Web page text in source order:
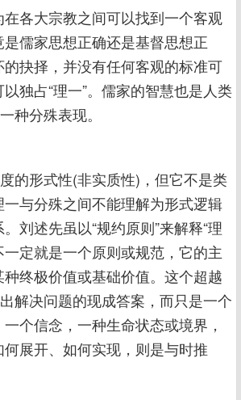
各大宗教之间可以找到一个客观
儒家思想正确还是基督思想正
抉择，并没有任何客观的标准可
独占“理一”。儒家的智慧也是人类
种分殊表现。
的形式性(非实质性)，但它不是类
与分殊之间不能理解为形式逻辑
刘述先虽以“规约原则”来解释“理
一定就是一个原则或规范，它的主
终极价值或基础价值。这个超越
解决问题的现成答案，而只是一个
个信念，一种生命状态或境界，
展开、如何实现，则是与时推